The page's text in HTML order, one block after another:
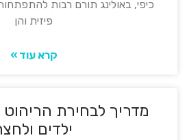
כיפי, באולינג תורם רבות
פיזית והן
קרא עוד »
מדריך לבחירת הריהוט
ילדים